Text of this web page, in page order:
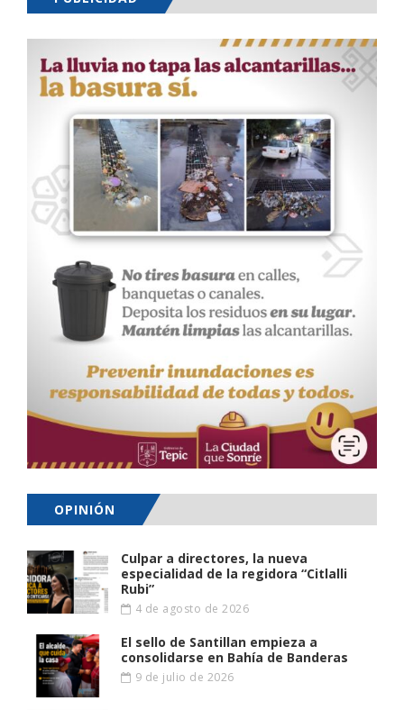
OPINIÓN
Culpar a directores, la nueva
especialidad de la regidora “Citlalli
Rubi”
4 de agosto de 2026
El sello de Santillan empieza a
consolidarse en Bahía de Banderas
9 de julio de 2026